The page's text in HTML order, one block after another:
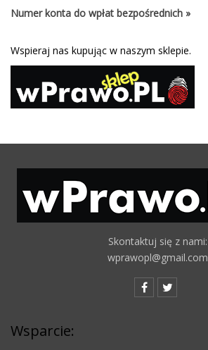
Numer konta do wpłat bezpośrednich »
Wspieraj nas kupując w naszym sklepie.
Skontaktuj się z nami:
wprawopl@gmail.com
Wsparcie: